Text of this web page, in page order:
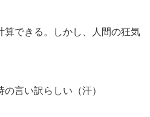
算できる。しかし、人間の狂気
言い訳らしい（汗）